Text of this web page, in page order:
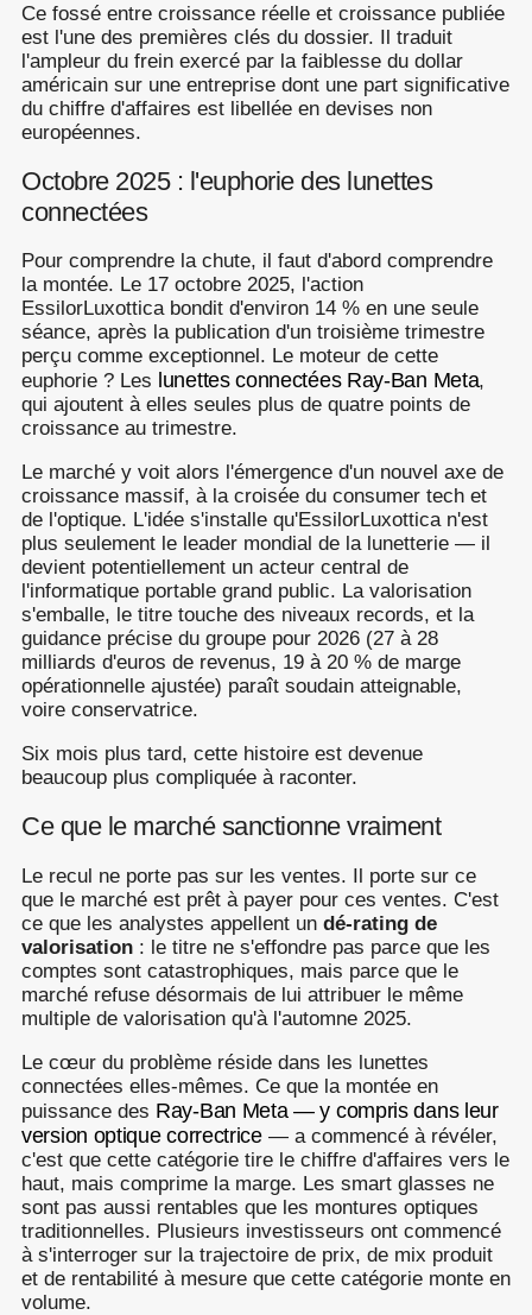
Ce fossé entre croissance réelle et croissance publiée
est l'une des premières clés du dossier. Il traduit
l'ampleur du frein exercé par la faiblesse du dollar
américain sur une entreprise dont une part significative
du chiffre d'affaires est libellée en devises non
européennes.
Octobre 2025 : l'euphorie des lunettes
connectées
Pour comprendre la chute, il faut d'abord comprendre
la montée. Le 17 octobre 2025, l'action
EssilorLuxottica bondit d'environ 14 % en une seule
séance, après la publication d'un troisième trimestre
perçu comme exceptionnel. Le moteur de cette
euphorie ? Les lunettes connectées Ray-Ban Meta,
qui ajoutent à elles seules plus de quatre points de
croissance au trimestre.
Le marché y voit alors l'émergence d'un nouvel axe de
croissance massif, à la croisée du consumer tech et
de l'optique. L'idée s'installe qu'EssilorLuxottica n'est
plus seulement le leader mondial de la lunetterie — il
devient potentiellement un acteur central de
l'informatique portable grand public. La valorisation
s'emballe, le titre touche des niveaux records, et la
guidance précise du groupe pour 2026 (27 à 28
milliards d'euros de revenus, 19 à 20 % de marge
opérationnelle ajustée) paraît soudain atteignable,
voire conservatrice.
Six mois plus tard, cette histoire est devenue
beaucoup plus compliquée à raconter.
Ce que le marché sanctionne vraiment
Le recul ne porte pas sur les ventes. Il porte sur ce
que le marché est prêt à payer pour ces ventes. C'est
ce que les analystes appellent un dé-rating de
valorisation : le titre ne s'effondre pas parce que les
comptes sont catastrophiques, mais parce que le
marché refuse désormais de lui attribuer le même
multiple de valorisation qu'à l'automne 2025.
Le cœur du problème réside dans les lunettes
connectées elles-mêmes. Ce que la montée en
puissance des Ray-Ban Meta — y compris dans leur
version optique correctrice— a commencé à révéler,
c'est que cette catégorie tire le chiffre d'affaires vers le
haut, mais comprime la marge. Les smart glasses ne
sont pas aussi rentables que les montures optiques
traditionnelles. Plusieurs investisseurs ont commencé
à s'interroger sur la trajectoire de prix, de mix produit
et de rentabilité à mesure que cette catégorie monte en
volume.